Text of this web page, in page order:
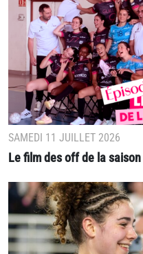
SAMEDI 11 JUILLET 2026
Le film des off de la